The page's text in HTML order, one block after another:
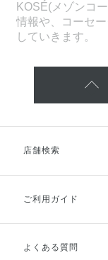
KOSÉ(メゾンコ
情報や、コーセ
していきます。
店舗検索
ご利用ガイド
ご利用ガイドトップ
よくある質問